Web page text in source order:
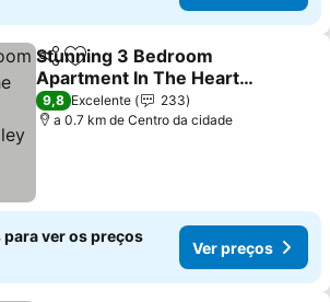
PartilharAdicionar aos favoritos
Stunning 3 Bedroom
Apartment In The Heart
Of The Lauterbrunnen
Valley
Ver preços
9,8 Excelente
233
a 0.7 km de Centro da cidade
para ver os preços
Ver preços